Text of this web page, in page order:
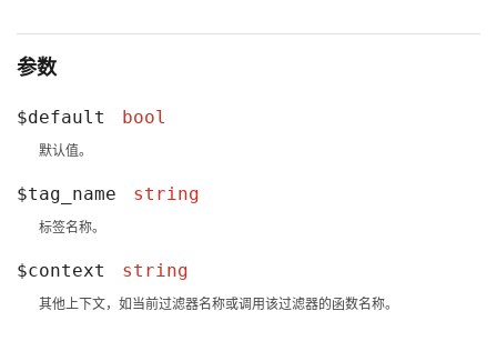
参数
$default bool
默认值。
$tag_name string
标签名称。
$context string
其他上下文，如当前过滤器名称或调用该过滤器的函数名称。